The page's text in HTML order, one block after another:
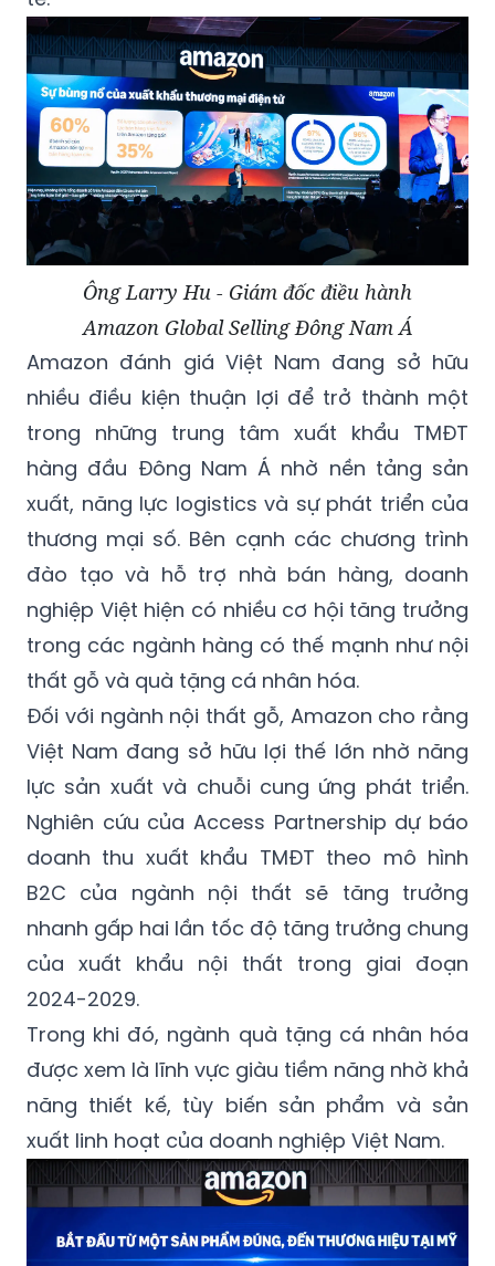
Ông Larry Hu - Giám đốc điều hành
Amazon Global Selling Đông Nam Á
Amazon đánh giá Việt Nam đang sở hữu
nhiều điều kiện thuận lợi để trở thành một
trong những trung tâm xuất khẩu TMĐT
hàng đầu Đông Nam Á nhờ nền tảng sản
xuất, năng lực logistics và sự phát triển của
thương mại số. Bên cạnh các chương trình
đào tạo và hỗ trợ nhà bán hàng, doanh
nghiệp Việt hiện có nhiều cơ hội tăng trưởng
trong các ngành hàng có thế mạnh như nội
thất gỗ và quà tặng cá nhân hóa.
Đối với ngành nội thất gỗ, Amazon cho rằng
Việt Nam đang sở hữu lợi thế lớn nhờ năng
lực sản xuất và chuỗi cung ứng phát triển.
Nghiên cứu của Access Partnership dự báo
doanh thu xuất khẩu TMĐT theo mô hình
B2C của ngành nội thất sẽ tăng trưởng
nhanh gấp hai lần tốc độ tăng trưởng chung
của xuất khẩu nội thất trong giai đoạn
2024-2029.
Trong khi đó, ngành quà tặng cá nhân hóa
được xem là lĩnh vực giàu tiềm năng nhờ khả
năng thiết kế, tùy biến sản phẩm và sản
xuất linh hoạt của doanh nghiệp Việt Nam.